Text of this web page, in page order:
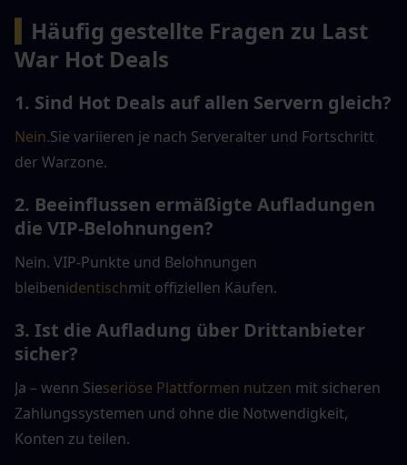
Häufig gestellte Fragen zu Last
War Hot Deals
1. Sind Hot Deals auf allen Servern gleich?
Nein.Sie variieren je nach Serveralter und Fortschritt
der Warzone.
2. Beeinflussen ermäßigte Aufladungen
die VIP-Belohnungen?
Nein. VIP-Punkte und Belohnungen
bleibenidentischmit offiziellen Käufen.
3. Ist die Aufladung über Drittanbieter
sicher?
Ja – wenn Sieseriöse Plattformen nutzen mit sicheren
Zahlungssystemen und ohne die Notwendigkeit,
Konten zu teilen.